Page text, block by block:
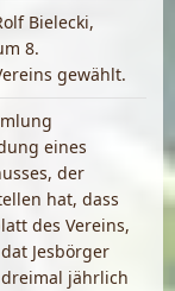
Bielecki,
8.
gewählt.
eines
der
hat, dass
des Vereins,
Jesbörger
jährlich